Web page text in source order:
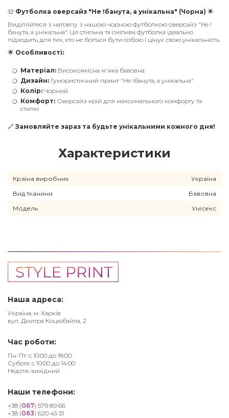
👕 Футболка оверсайз "Не !банута, а унікальна" (Чорна) 🌟
Виділяйтеся з натовпу з нашою чорною футболкою оверсайз "Не !
банута, а унікальна". Ця стильна та смілива футболка ідеально
підходить для тих, хто не боїться бути собою і цінує свою унікальність.
🌟 Особливості:
Матеріал: Високоякісна м'яка бавовна
Дизайн: Гумористичний принт "Не !банута, а унікальна"
Колір: Чорний
Комфорт: Оверсайз крій для максимального комфорту та
стилю
🔗 Замовляйте зараз та будьте унікальними кожного дня!
Характеристики
Країна виробник
Україна
Вид тканини
Бавовна
Модель
Унісекс
Наша адреса:
Україна, м. Харків
вул. Дмитра Коцюбайла, 2
Час роботи:
Пн-Пт: с 10:00 до 18:00
Субота: с 10:00 до 14:00
Неділя: вихідний
Наши телефони:
+38 (067) 579 89 66
+38 (063) 620 45 31